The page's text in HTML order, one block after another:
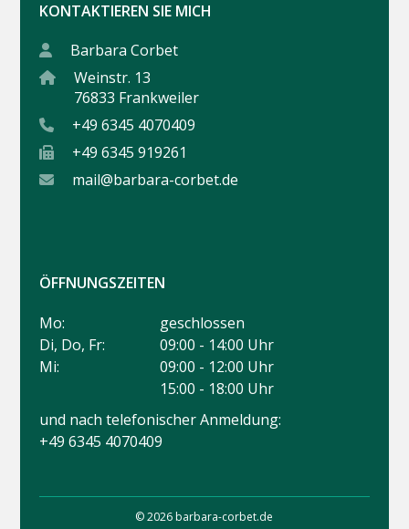
KONTAKTIEREN SIE MICH
Barbara Corbet
Weinstr. 13
76833 Frankweiler
+49 6345 4070409
+49 6345 919261
mail@barbara-corbet.de
ÖFFNUNGSZEITEN
Mo:
geschlossen
Di, Do, Fr:
09:00 - 14:00 Uhr
Mi:
09:00 - 12:00 Uhr
15:00 - 18:00 Uhr
und nach telefonischer Anmeldung:
+49 6345 4070409
© 2026 barbara-corbet.de